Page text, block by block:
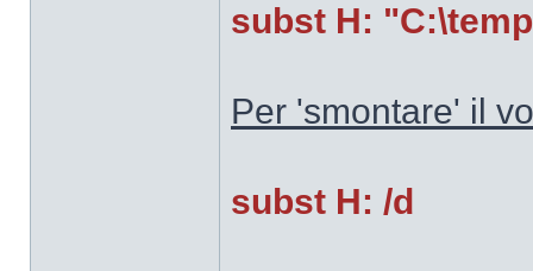
subst H:
Per 'smontare' il
subst H: /d